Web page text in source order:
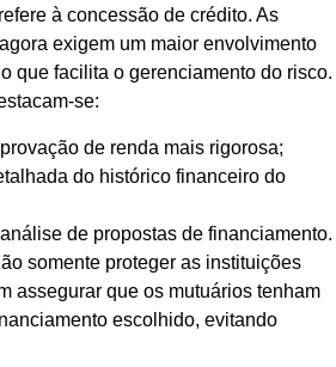
à concessão de crédito. As
exigem um maior envolvimento
que facilita o gerenciamento do risco.
se:
de renda mais rigorosa;
do histórico financeiro do
de propostas de financiamento.
somente proteger as instituições
assegurar que os mutuários tenham
escolhido, evitando